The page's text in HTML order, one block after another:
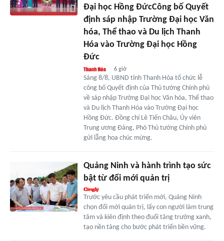
Đại học Hồng ĐứcCông bố Quyết
định sáp nhập Trường Đại học Văn
hóa, Thể thao và Du lịch Thanh
Hóa vào Trường Đại học Hồng
Đức
6 giờ
Sáng 8/8, UBND tỉnh Thanh Hóa tổ chức lễ
công bố Quyết định của Thủ tướng Chính phủ
về sáp nhập Trường Đại học Văn hóa, Thể thao
và Du lịch Thanh Hóa vào Trường Đại học
Hồng Đức. Đồng chí Lê Tiến Châu, Ủy viên
Trung ương Đảng, Phó Thủ tướng Chính phủ
gửi lẵng hoa chúc mừng.
Quảng Ninh và hành trình tạo sức
bật từ đổi mới quản trị
Trước yêu cầu phát triển mới, Quảng Ninh
chọn đổi mới quản trị, lấy con người làm trung
tâm và kiên định theo đuổi tăng trưởng xanh,
tạo nền tảng cho bước phát triển bền vững.